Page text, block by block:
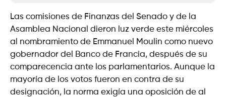
Las comisiones de Finanzas del Senado y de la
Asamblea Nacional dieron luz verde este miércoles
al nombramiento de Emmanuel Moulin como nuevo
gobernador del Banco de Francia, después de su
comparecencia ante los parlamentarios. Aunque la
mayoría de los votos fueron en contra de su
designación, la norma exigía una oposición de al